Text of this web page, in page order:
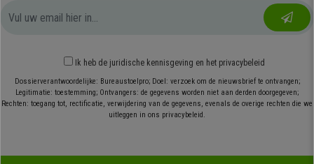
Ik heb de juridische kennisgeving en het privacybeleid
Dossierverantwoordelijke: Bureaustoelpro; Doel: verzoek om de nieuwsbrief te ontvangen;
Legitimatie: toestemming; Ontvangers: de gegevens worden niet aan derden doorgegeven;
Rechten: toegang tot, rectificatie, verwijdering van de gegevens, evenals de overige rechten die we
uitleggen in ons privacybeleid.